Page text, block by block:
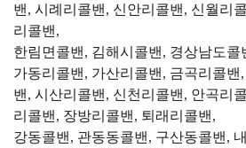
밴, 시례리콜밴, 신안리콜밴, 신월리
리콜밴,
한림면콜밴, 김해시콜밴, 경상남도콜
가동리콜밴, 가산리콜밴, 금곡리콜밴
밴, 시산리콜밴, 신천리콜밴, 안곡리
리콜밴, 장방리콜밴, 퇴래리콜밴,
강동콜밴, 관동동콜밴, 구산동콜밴,